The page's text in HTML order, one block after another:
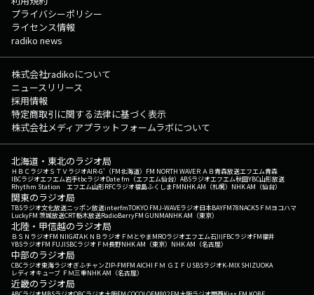
プライバシーポリシー
ライセンス情報
radiko news
株式会社radikoについて
ニュースリリース
採用情報
特定商取引に関する法律に基づく表示
株式会社メディアプラットフォームラボについて
北海道・東北のラジオ局
ＨＢＣラジオＳＴＶラジオAIR-G'（FM北海道） FM NORTH WAVEＲＡＢ青森放送エフエム青森
IBCラジオエフエム岩手tbcラジオDate fm（エフエム仙台） ABSラジオエフエム秋田YBC山形放送
Rhythm Station エフエム山形RFCラジオ福島ふくしまFMNHK AM（札幌） NHK AM（仙台）
関東のラジオ局
TBSラジオ文化放送ニッポン放送interfmTOKYO FMJ-WAVEラジオ日本BAYFM78NACK5 ＦＭヨコハマ
LuckyFM 茨城放送CRT栃木放送RadioBerryFM GUNMANHK AM（東京）
北陸・甲信越のラジオ局
ＢＳＮラジオFM NIIGATAＫＮＢラジオ ＦＭとやまMROラジオエフエム石川FBCラジオFM福井
YBSラジオFM FUJISBCラジオ ＦＭ長野NHK AM（東京） NHK AM（名古屋）
中部のラジオ局
CBCラジオ東海ラジオぎふチャンZIP-FMFM AICHI ＦＭ ＧＩＦＵ SBSラジオK-MIX SHIZUOKA
レディオキューブ ＦＭ三重NHK AM（名古屋）
近畿のラジオ局